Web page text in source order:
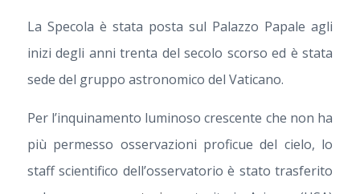
La Specola è stata posta sul Palazzo Papale agli
inizi degli anni trenta del secolo scorso ed è stata
sede del gruppo astronomico del Vaticano.
Per l’inquinamento luminoso crescente che non ha
più permesso osservazioni proficue del cielo, lo
staff scientifico dell’osservatorio è stato trasferito